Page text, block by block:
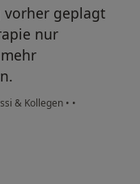
vorher geplagt
nur
& Kollegen • •